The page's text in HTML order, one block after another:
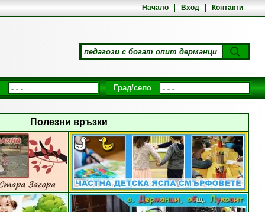
Начало Вход Контакти
Град/село
Полезни връзки